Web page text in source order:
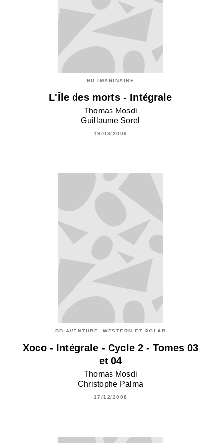
BD IMAGINAIRE
L'Île des morts - Intégrale
Thomas Mosdi
Guillaume Sorel
19/08/2009
BD AVENTURE, WESTERN ET POLAR
Xoco - Intégrale - Cycle 2 - Tomes 03
et 04
Thomas Mosdi
Christophe Palma
17/12/2008